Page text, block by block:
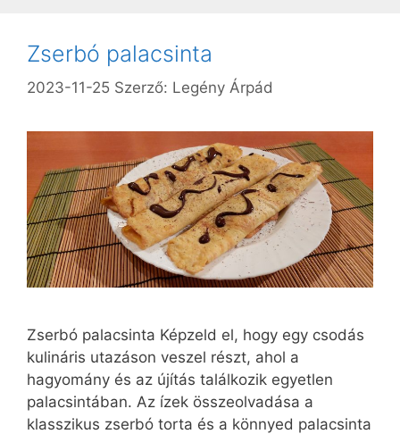
Zserbó palacsinta
2023-11-25 Szerző: Legény Árpád
Zserbó palacsinta Képzeld el, hogy egy csodás
kulináris utazáson veszel részt, ahol a
hagyomány és az újítás találkozik egyetlen
palacsintában. Az ízek összeolvadása a
klasszikus zserbó torta és a könnyed palacsinta